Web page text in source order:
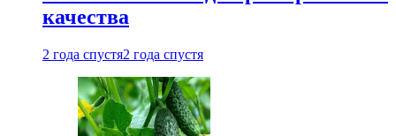
качества
2 года спустя2 года спустя